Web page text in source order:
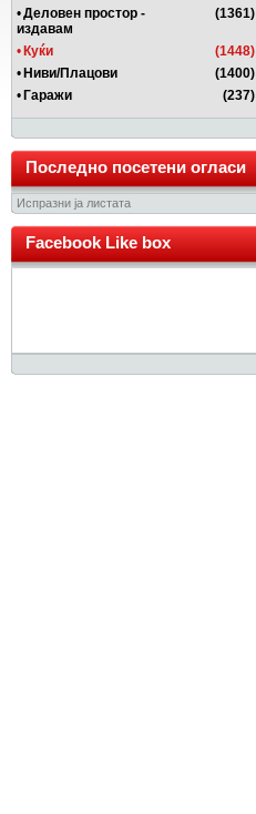
•Деловен простор -
издавам
(1361)
• Куќи
(1448)
• Ниви/Плацови
(1400)
• Гаражи (237)
Последно посетени огласи
Испразни ја листата
Facebook Like box